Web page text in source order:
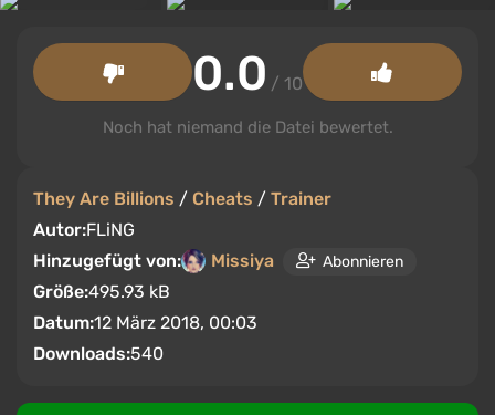
They Are Billions / Cheats / Trainer
Autor:FLiNG
Hinzugefügt von:
Missiya Abonnieren
Größe:495.93 kB
Datum:12 März 2018, 00:03
Downloads:540
0.0 / 10
Noch hat niemand die Datei bewertet.